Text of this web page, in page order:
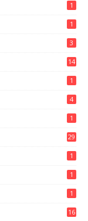
1
1
3
14
1
4
1
29
1
1
1
16